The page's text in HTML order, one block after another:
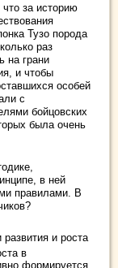
за историю
Тузо порода
раз
на грани
и чтобы
особей
с
бойцовских
была очень
в ней
правилами. В
и роста
в
формируется